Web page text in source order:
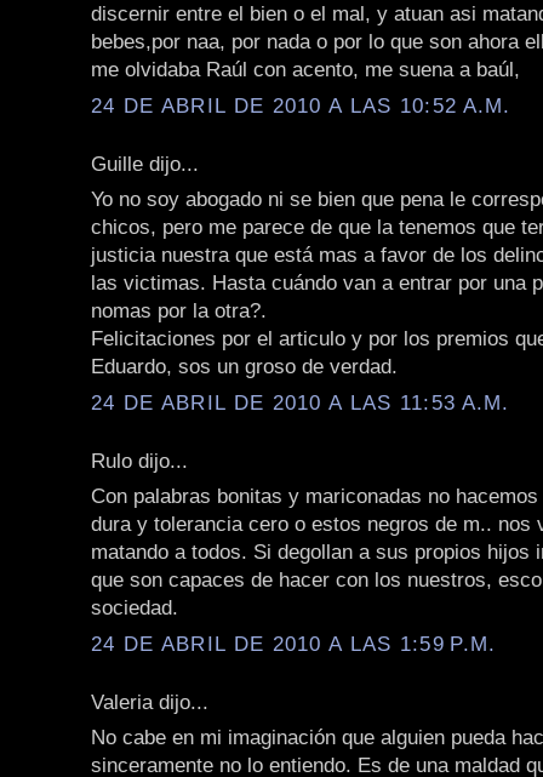
discernir entre el bien o el mal, y atuan asi
bebes,por naa, por nada o por lo que son ahora
me olvidaba Raúl con acento, me suena a baúl,
24 DE ABRIL DE 2010 A LAS 10:52 A.M.
Guille dijo...
Yo no soy abogado ni se bien que pena le
chicos, pero me parece de que la tenemos que
justicia nuestra que está mas a favor de los
las victimas. Hasta cuándo van a entrar por una
nomas por la otra?.
Felicitaciones por el articulo y por los premios
Eduardo, sos un groso de verdad.
24 DE ABRIL DE 2010 A LAS 11:53 A.M.
Rulo dijo...
Con palabras bonitas y mariconadas no
dura y tolerancia cero o estos negros de m.. nos
matando a todos. Si degollan a sus propios hijos
que son capaces de hacer con los nuestros,
sociedad.
24 DE ABRIL DE 2010 A LAS 1:59 P.M.
Valeria dijo...
No cabe en mi imaginación que alguien pueda
sinceramente no lo entiendo. Es de una maldad